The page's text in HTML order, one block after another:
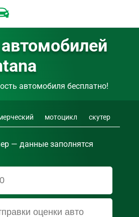
автомобиля бесплатно!
мотоцикл скутер
— данные заполнятся